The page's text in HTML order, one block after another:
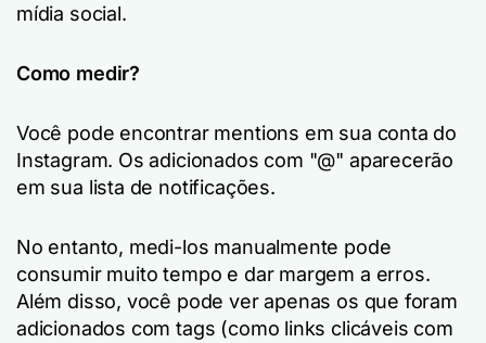
mídia social.
Como medir?
Você pode encontrar mentions em sua conta do
Instagram. Os adicionados com "@" aparecerão
em sua lista de notificações.
No entanto, medi-los manualmente pode
consumir muito tempo e dar margem a erros.
Além disso, você pode ver apenas os que foram
adicionados com tags (como links clicáveis com